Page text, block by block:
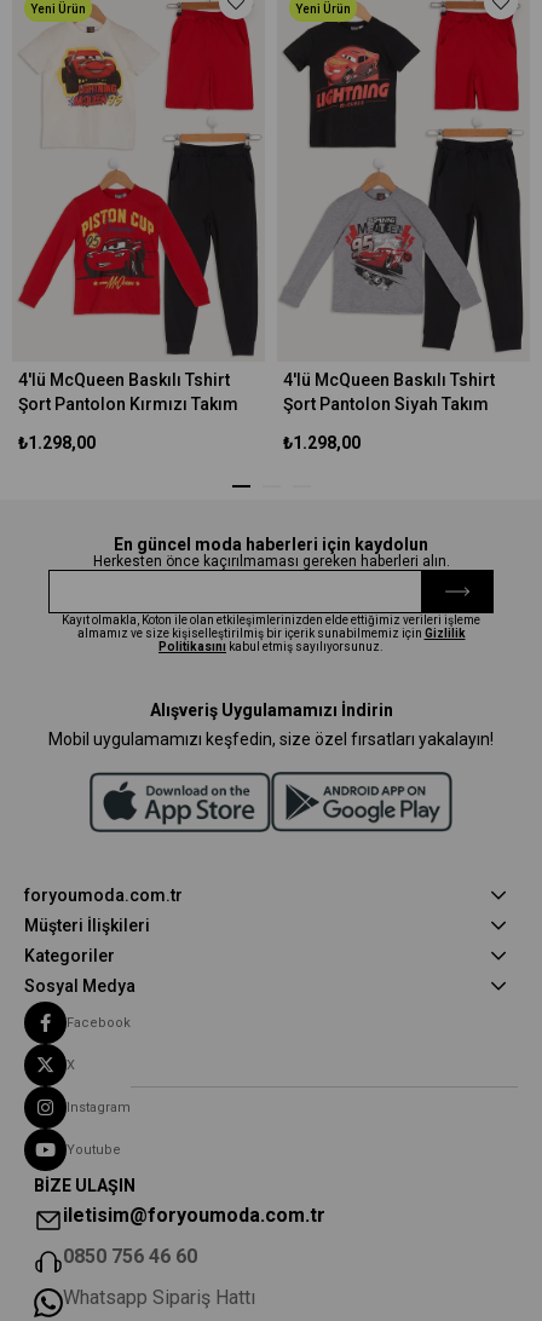
4'lü McQueen Baskılı Tshirt
Şort Pantolon Kırmızı Takım
Yeni Ürün
₺1.298,00
4'lü McQueen Baskılı Tshirt
Şort Pantolon Siyah Takım
Yeni Ürün
₺1.298,00
En güncel moda haberleri için kaydolun
Herkesten önce kaçırılmaması gereken haberleri alın.
Kayıt olmakla, Koton ile olan etkileşimlerinizden elde ettiğimiz verileri işleme
almamız ve size kişiselleştirilmiş bir içerik sunabilmemiz için Gizlilik
Politikasını kabul etmiş sayılıyorsunuz.
Alışveriş Uygulamamızı İndirin
Mobil uygulamamızı keşfedin, size özel fırsatları yakalayın!
foryoumoda.com.tr
Müşteri İlişkileri
Kategoriler
Sosyal Medya
Facebook
X
Instagram
Youtube
BİZE ULAŞIN
iletisim@foryoumoda.com.tr
0850 756 46 60
Whatsapp Sipariş Hattı